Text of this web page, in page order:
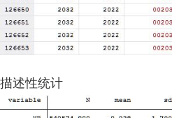
描述性统计